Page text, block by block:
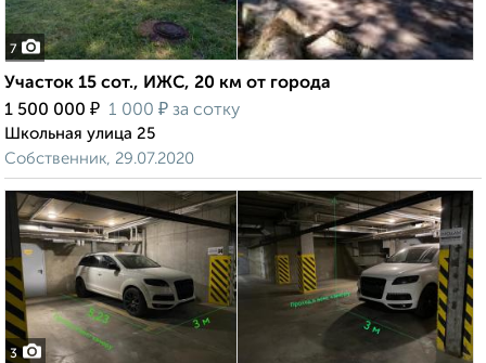
7
Участок 15 сот., ИЖС, 20 км от города
1 500 000 ₽ 1 000 ₽ за сотку
Школьная улица 25
Собственник, 29.07.2020
3